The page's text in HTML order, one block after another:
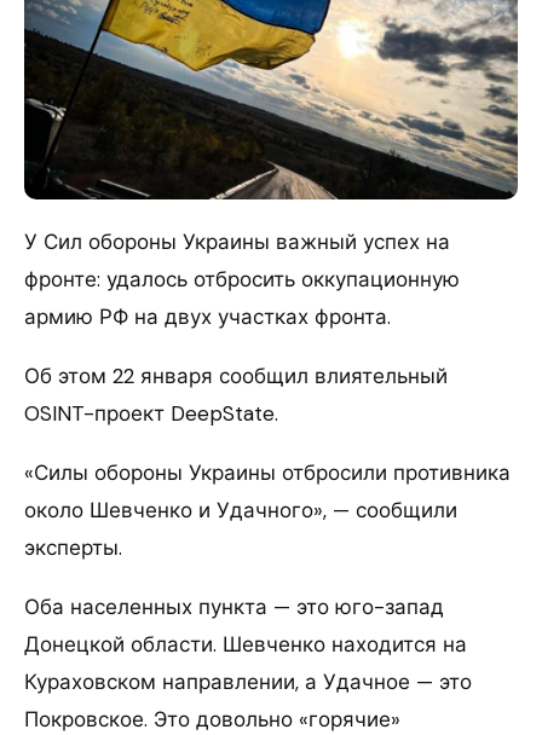
У Сил обороны Украины важный успех на
фронте: удалось отбросить оккупационную
армию РФ на двух участках фронта.
Об этом 22 января сообщил влиятельный
OSINT-проект DeepState.
«Силы обороны Украины отбросили противника
около Шевченко и Удачного», — сообщили
эксперты.
Оба населенных пункта — это юго-запад
Донецкой области. Шевченко находится на
Кураховском направлении, а Удачное — это
Покровское. Это довольно «горячие»